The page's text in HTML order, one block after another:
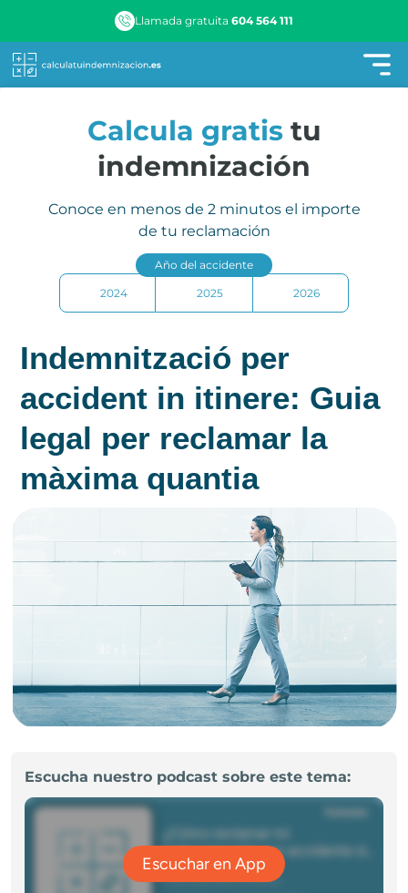
Llamada gratuita604 564 111
Calcula gratistu
indemnización
Conoce en menos de 2 minutos el importe
de tu reclamación
Año del accidente
2024 2025 2026
Indemnització per
accident in itinere: Guia
legal per reclamar la
màxima quantia
Escucha nuestro podcast sobre este tema: